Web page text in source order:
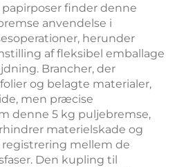
finder denne
anvendelse i
herunder
af fleksibel emballage
Brancher, der
og belagte materialer,
men præcise
denne 5 kg puljebremse,
materielskade og
mellem de
Den kupling til